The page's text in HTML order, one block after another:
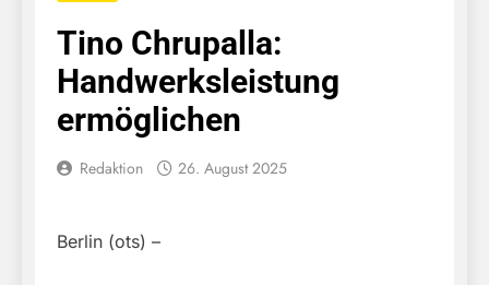
Tino Chrupalla:
Handwerksleistung
ermöglichen
Redaktion 26. August 2025
Berlin (ots) –